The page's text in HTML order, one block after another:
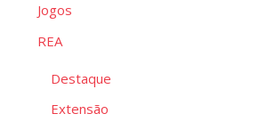
Jogos
REA
Destaque
Extensão